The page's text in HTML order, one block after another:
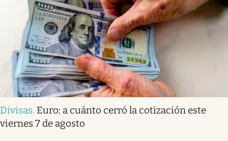
Divisas. Euro: a cuánto cerró la cotización este
viernes 7 de agosto